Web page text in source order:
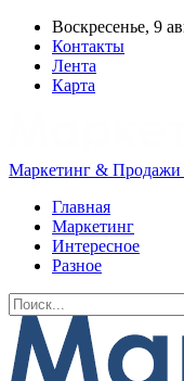
Воскресенье, 9
Контакты
Лента
Карта
Маркетинг & Продажи
Главная
Маркетинг
Интересное
Разное